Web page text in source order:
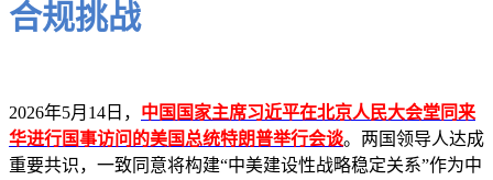
合规挑战
2026年5月14日， 中国国家主席习近平在北京人民大会堂同来
华进行国事访问的美国总统特朗普举行会谈。两国领导人达成
重要共识，一致同意将构建“中美建设性战略稳定关系”作为中